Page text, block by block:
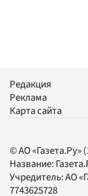
Редакция
Реклама
Карта сайта
© АО «Газета.Ру»
Название:
Учредитель:АО
7743625728